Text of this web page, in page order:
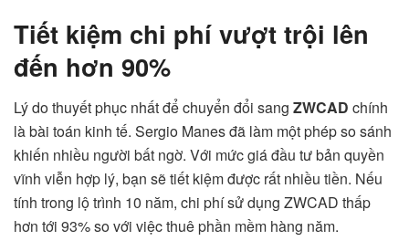
Tiết kiệm chi phí vượt trội lên
đến hơn 90%
Lý do thuyết phục nhất để chuyển đổi sang ZWCAD chính
là bài toán kinh tế. Sergio Manes đã làm một phép so sánh
khiến nhiều người bất ngờ. Với mức giá đầu tư bản quyền
vĩnh viễn hợp lý, bạn sẽ tiết kiệm được rất nhiều tiền. Nếu
tính trong lộ trình 10 năm, chi phí sử dụng ZWCAD thấp
hơn tới 93% so với việc thuê phần mềm hàng năm.